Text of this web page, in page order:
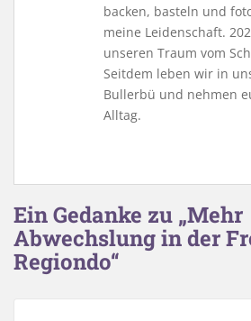
backen, basteln und
meine Leidenschaft.
unseren Traum vom
Seitdem leben wir in
Bullerbü und nehmen
Alltag.
Ein Gedanke zu „Mehr
Abwechslung in der
Regiondo“